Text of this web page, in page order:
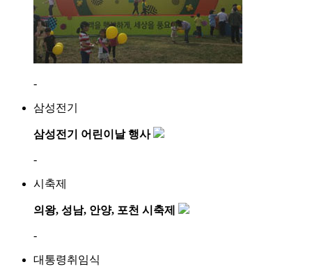
-
삼성전기
삼성전기 어린이날 행사
-
시축제
의왕, 성남, 안양, 포천 시축제
-
대통령취임식